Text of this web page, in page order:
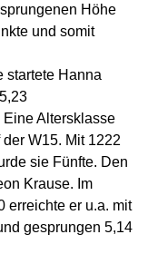
Höhe
und somit
startete Hanna
Altersklasse
W15. Mit 1222
sie Fünfte. Den
Krause. Im
erreichte er u.a. mit
gesprungen 5,14